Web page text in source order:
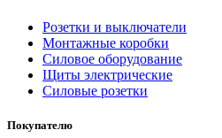
Розетки и выключатели
Монтажные коробки
Силовое оборудование
Щиты электрические
Силовые розетки
Покупателю